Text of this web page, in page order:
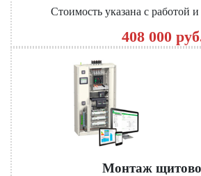
Стоимость указана с работой
408 000
Монтаж